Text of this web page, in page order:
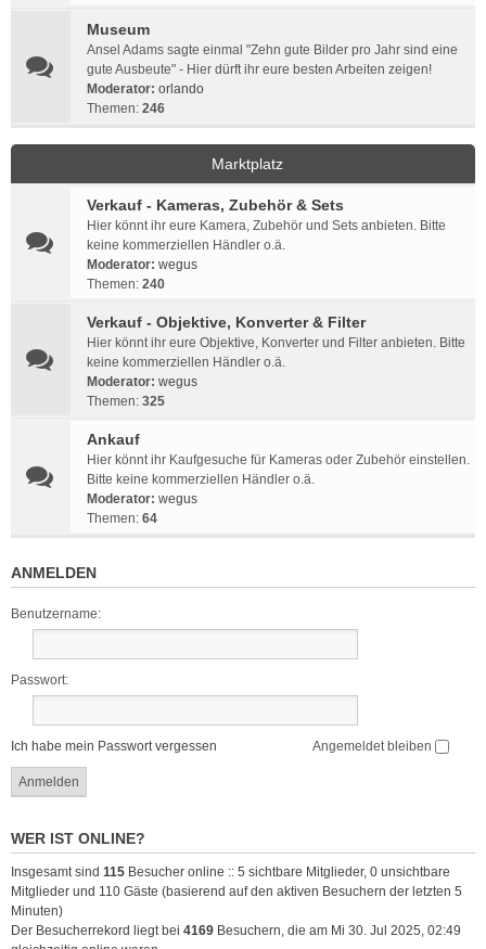
Museum
Ansel Adams sagte einmal "Zehn gute Bilder pro Jahr sind eine
gute Ausbeute" - Hier dürft ihr eure besten Arbeiten zeigen!
Moderator: orlando
Themen: 246
Marktplatz
Verkauf - Kameras, Zubehör & Sets
Hier könnt ihr eure Kamera, Zubehör und Sets anbieten. Bitte
keine kommerziellen Händler o.ä.
Moderator: wegus
Themen: 240
Verkauf - Objektive, Konverter & Filter
Hier könnt ihr eure Objektive, Konverter und Filter anbieten. Bitte
keine kommerziellen Händler o.ä.
Moderator: wegus
Themen: 325
Ankauf
Hier könnt ihr Kaufgesuche für Kameras oder Zubehör einstellen.
Bitte keine kommerziellen Händler o.ä.
Moderator: wegus
Themen: 64
ANMELDEN
Benutzername:
Passwort:
Ich habe mein Passwort vergessen Angemeldet bleiben
WER IST ONLINE?
Insgesamt sind 115 Besucher online :: 5 sichtbare Mitglieder, 0 unsichtbare
Mitglieder und 110 Gäste (basierend auf den aktiven Besuchern der letzten 5
Minuten)
Der Besucherrekord liegt bei 4169 Besuchern, die am Mi 30. Jul 2025, 02:49